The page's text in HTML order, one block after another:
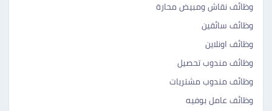
وظائف نقاش ومبيض محارة
وظائف سائقين
وظائف اونلاين
وظائف مندوب تحصيل
وظائف مندوب مشتريات
وظائف عامل بوفيه